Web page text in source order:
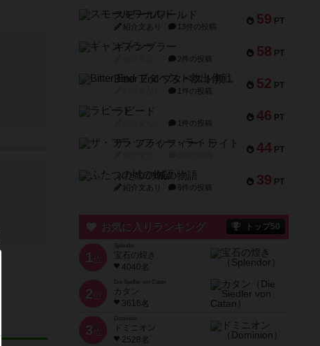
59 PT
スモールワールド
紹介文あり 13件の投稿
58 PT
ギャンブラー
2件の投稿
52 PT
Bitter End ブタペスト救出作戦
1件の投稿
46 PT
ラピード
1件の投稿
44 PT
ザ・フラッフィー・ライト
39 PT
ふたつの城の物語
紹介文あり 6件の投稿
お気に入りランキング トップ50
1 位
宝石の煌き
4040名
2 位
Die Siedler von Catan
カタン
3616名
3 位
ドミニオン
2528名